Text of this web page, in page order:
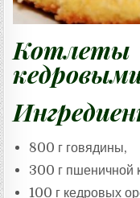
800 г говядины,
300 г пшеничной
100 г кедровых